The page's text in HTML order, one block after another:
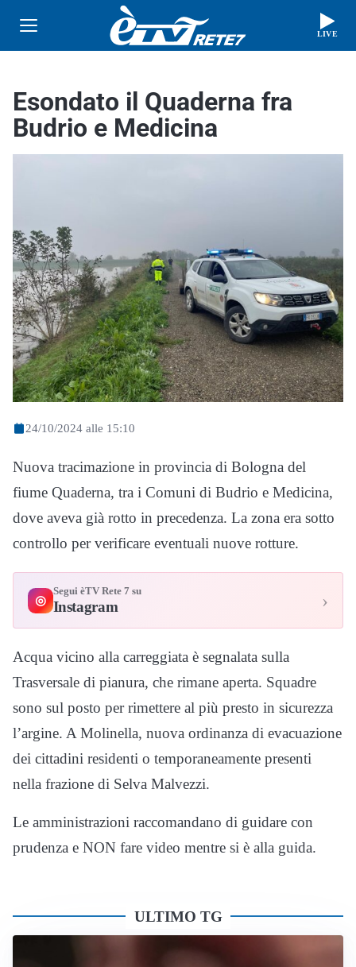
LIVE
Esondato il Quaderna fra
Budrio e Medicina
24/10/2024 alle 15:10
Nuova tracimazione in provincia di Bologna del
fiume Quaderna, tra i Comuni di Budrio e Medicina,
dove aveva già rotto in precedenza. La zona era sotto
controllo per verificare eventuali nuove rotture.
◎
Segui èTV Rete 7 su
Instagram ›
Acqua vicino alla carreggiata è segnalata sulla
Trasversale di pianura, che rimane aperta. Squadre
sono sul posto per rimettere al più presto in sicurezza
l’argine. A Molinella, nuova ordinanza di evacuazione
dei cittadini residenti o temporaneamente presenti
nella frazione di Selva Malvezzi.
Le amministrazioni raccomandano di guidare con
prudenza e NON fare video mentre si è alla guida.
ULTIMO TG